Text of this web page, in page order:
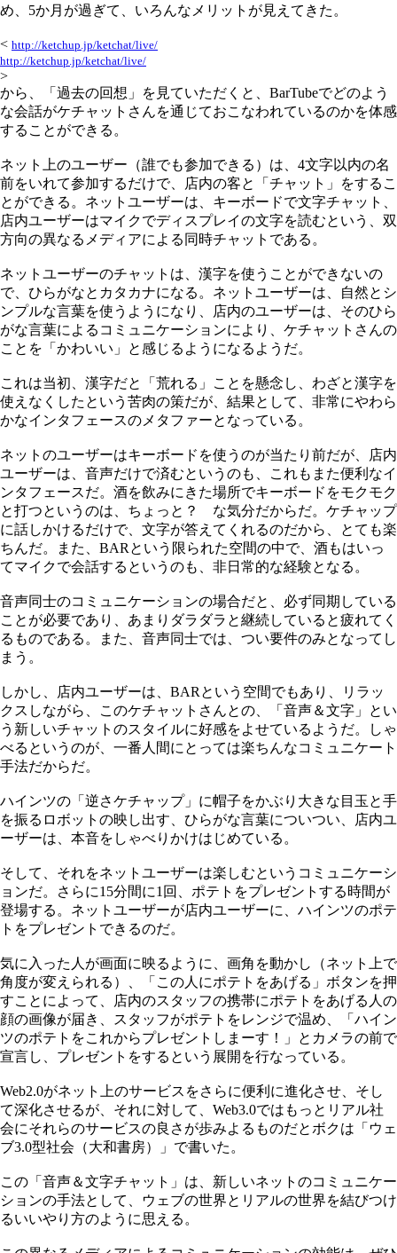
め、5か月が過ぎて、いろんなメリットが見えてきた。
< http://ketchup.jp/ketchat/live/
http://ketchup.jp/ketchat/live/
>
から、「過去の回想」を見ていただくと、BarTubeでどのよう
な会話がケチャットさんを通じておこなわれているのかを体感
することができる。
ネット上のユーザー（誰でも参加できる）は、4文字以内の名
前をいれて参加するだけで、店内の客と「チャット」をするこ
とができる。ネットユーザーは、キーボードで文字チャット、
店内ユーザーはマイクでディスプレイの文字を読むという、双
方向の異なるメディアによる同時チャットである。
ネットユーザーのチャットは、漢字を使うことができないの
で、ひらがなとカタカナになる。ネットユーザーは、自然とシ
ンプルな言葉を使うようになり、店内のユーザーは、そのひら
がな言葉によるコミュニケーションにより、ケチャットさんの
ことを「かわいい」と感じるようになるようだ。
これは当初、漢字だと「荒れる」ことを懸念し、わざと漢字を
使えなくしたという苦肉の策だが、結果として、非常にやわら
かなインタフェースのメタファーとなっている。
ネットのユーザーはキーボードを使うのが当たり前だが、店内
ユーザーは、音声だけで済むというのも、これもまた便利なイ
ンタフェースだ。酒を飲みにきた場所でキーボードをモクモク
と打つというのは、ちょっと？ な気分だからだ。ケチャップ
に話しかけるだけで、文字が答えてくれるのだから、とても楽
ちんだ。また、BARという限られた空間の中で、酒もはいっ
てマイクで会話するというのも、非日常的な経験となる。
音声同士のコミュニケーションの場合だと、必ず同期している
ことが必要であり、あまりダラダラと継続していると疲れてく
るものである。また、音声同士では、つい要件のみとなってし
まう。
しかし、店内ユーザーは、BARという空間でもあり、リラッ
クスしながら、このケチャットさんとの、「音声＆文字」とい
う新しいチャットのスタイルに好感をよせているようだ。しゃ
べるというのが、一番人間にとっては楽ちんなコミュニケート
手法だからだ。
ハインツの「逆さケチャップ」に帽子をかぶり大きな目玉と手
を振るロボットの映し出す、ひらがな言葉についつい、店内ユ
ーザーは、本音をしゃべりかけはじめている。
そして、それをネットユーザーは楽しむというコミュニケーシ
ョンだ。さらに15分間に1回、ポテトをプレゼントする時間が
登場する。ネットユーザーが店内ユーザーに、ハインツのポテ
トをプレゼントできるのだ。
気に入った人が画面に映るように、画角を動かし（ネット上で
角度が変えられる）、「この人にポテトをあげる」ボタンを押
すことによって、店内のスタッフの携帯にポテトをあげる人の
顔の画像が届き、スタッフがポテトをレンジで温め、「ハイン
ツのポテトをこれからプレゼントしまーす！」とカメラの前で
宣言し、プレゼントをするという展開を行なっている。
Web2.0がネット上のサービスをさらに便利に進化させ、そし
て深化させるが、それに対して、Web3.0ではもっとリアル社
会にそれらのサービスの良さが歩みよるものだとボクは「ウェ
ブ3.0型社会（大和書房）」で書いた。
この「音声＆文字チャット」は、新しいネットのコミュニケー
ションの手法として、ウェブの世界とリアルの世界を結びつけ
るいいやり方のように思える。